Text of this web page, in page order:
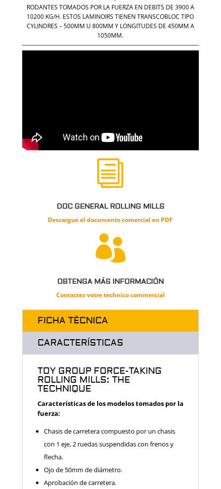
RODANTES TOMADOS POR LA FUERZA EN DEBITS DE 3900 A
10200 KG/H. ESTOS LAMINOIRS TIENEN TRANSCOBLOC TIPO
CYLINDRES – 500MM U 800MM Y LONGITUDES DE 450MM A
1050MM.
i
DOC GENERAL ROLLING MILLS
Descargue el documentocomercial en PDF

OBTENGA MÁS INFORMACIÓN
Contactez votre technico commercial
FICHA TÉCNICA
CARACTERÍSTICAS
TOY GROUP FORCE-TAKING
ROLLING MILLS: THE
TECHNIQUE
Características de los modelos tomados por la
fuerza:
Chasis de carretera compuesto por un chasis
con 1 eje, 2 ruedas suspendidas con frenos y
flecha.
Ojo de 50mm de diámetro.
Aprobación de carretera.